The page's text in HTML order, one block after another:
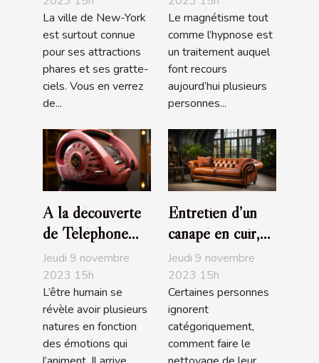
La ville de New-York
est surtout connue
pour ses attractions
phares et ses gratte-
ciels. Vous en verrez
de...
Le magnétisme tout
comme l’hypnose est
un traitement auquel
font recours
aujourd’hui plusieurs
personnes...
A la découverte
de Téléphone
Rose
Jeudi 9 novembre
2023 15h
L’être humain se
révèle avoir plusieurs
natures en fonction
des émotions qui
Entretien d’un
canapé en cuir,
que devez-vous
savoir ?
Jeudi 9 novembre
2023 15h
Certaines personnes
ignorent
catégoriquement,
comment faire le